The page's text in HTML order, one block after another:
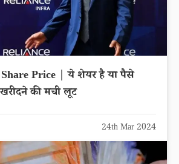
Price | ये शेयर है या पैसे
की मची लूट
24th Mar 2024